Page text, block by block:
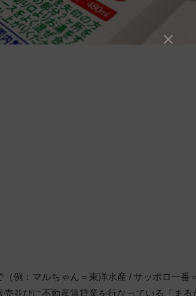
例：マルちゃん＝東洋水産 / サッポロ一番
並びに不動産賃貸業を行なっている「まる